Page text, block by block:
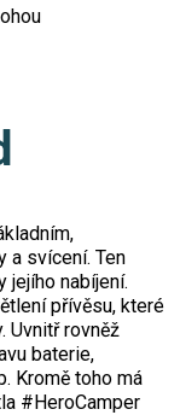
a svícení. Ten
jejího nabíjení.
přívěsu, které
Uvnitř rovněž
baterie,
Kromě toho má
#HeroCamper